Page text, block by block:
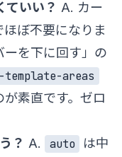
ていい？ A. カー
ほぼ不要になりま
ーを下に回す」の
areas
素直です。ゼロ
？ A. auto
は中